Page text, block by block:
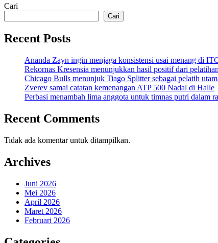
Cari
Cari
Recent Posts
Ananda Zayn ingin menjaga konsistensi usai menang di
Rekornas Kresensia menunjukkan hasil positif dari
Chicago Bulls menunjuk Tiago Splitter sebagai pelatih
Zverev samai catatan kemenangan ATP 500 Nadal di Halle
Perbasi menambah lima anggota untuk timnas putri dalam
Recent Comments
Tidak ada komentar untuk ditampilkan.
Archives
Juni 2026
Mei 2026
April 2026
Maret 2026
Februari 2026